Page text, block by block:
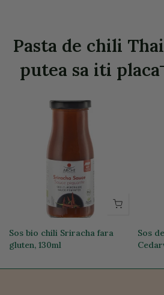
Pasta de chili
putea sa iti placa
Sos bio chili Sriracha fara
gluten, 130ml
Sos